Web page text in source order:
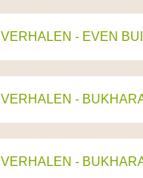
VERHALEN - EVEN
VERHALEN -
VERHALEN -